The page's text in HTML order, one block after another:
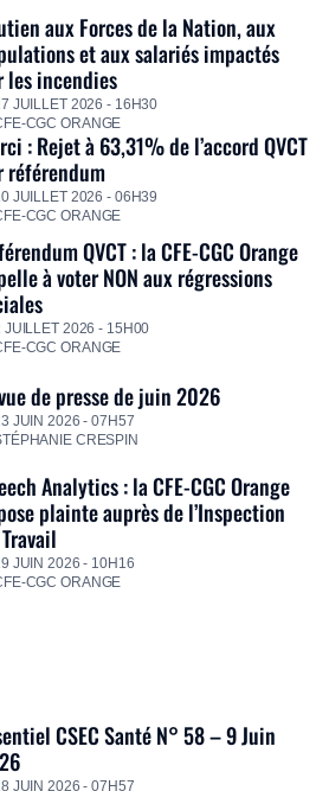
sociale, le Groupe mobilise
afin de proposer un diagnostic
financières pour faire face aux
aux Forces de la Nation, aux
et aux salariés impactés
les incendies
JUILLET 2026 - 16H30
CGC ORANGE
: Rejet à 63,31% de l’accord QVCT
référendum
JUILLET 2026 - 06H39
CGC ORANGE
QVCT : la CFE-CGC Orange
à voter NON aux régressions
JUILLET 2026 - 15H00
CGC ORANGE
de presse de juin 2026
JUIN 2026 - 07H57
CRESPIN
Analytics : la CFE-CGC Orange
plainte auprès de l’Inspection
JUIN 2026 - 10H16
CGC ORANGE
CSEC Santé N° 58 – 9 Juin
JUIN 2026 - 07H57